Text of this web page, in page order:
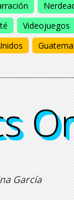
Videojuegos
García